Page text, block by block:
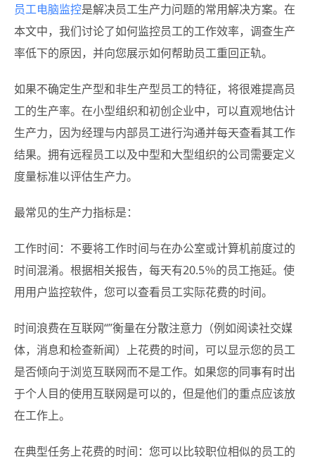
员工电脑监控是解决员工生产力问题的常用解决方案。在
本文中，我们讨论了如何监控员工的工作效率，调查生产
率低下的原因，并向您展示如何帮助员工重回正轨。
如果不确定生产型和非生产型员工的特征，将很难提高员
工的生产率。在小型组织和初创企业中，可以直观地估计
生产力，因为经理与内部员工进行沟通并每天查看其工作
结果。拥有远程员工以及中型和大型组织的公司需要定义
度量标准以评估生产力。
最常见的生产力指标是：
工作时间：不要将工作时间与在办公室或计算机前度过的
时间混淆。根据相关报告，每天有20.5％的员工拖延。使
用用户监控软件，您可以查看员工实际花费的时间。
时间浪费在互联网“”衡量在分散注意力（例如阅读社交媒
体，消息和检查新闻）上花费的时间，可以显示您的员工
是否倾向于浏览互联网而不是工作。如果您的同事有时出
于个人目的使用互联网是可以的，但是他们的重点应该放
在工作上。
在典型任务上花费的时间：您可以比较职位相似的员工的